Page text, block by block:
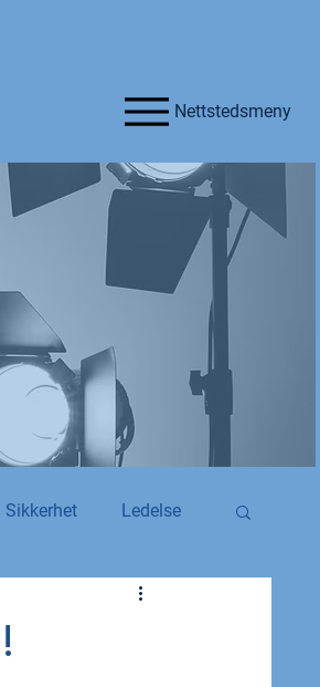
Nettstedsmeny
Sikkerhet Ledelse
#jegerstatsansatt